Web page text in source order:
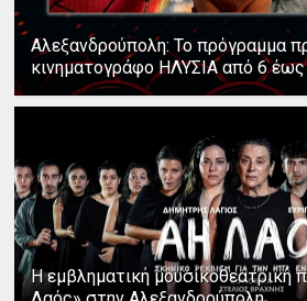
Αλεξανδρούπολη: Το πρόγραμμα
κινηματογράφο ΗΛΥΣΙΑ από 6
Η εμβληματική μουσικοθεατρική